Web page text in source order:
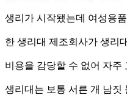
생리가 시작됐는데 여성용
한 생리대 제조회사가 생리
비용을 감당할 수 없어 자
생리대는 보통 서른 개 남짓